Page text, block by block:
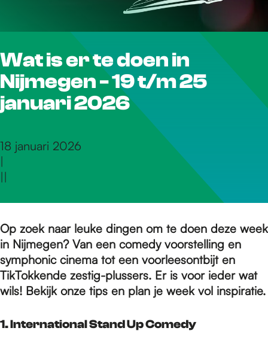
r
d
e
o
m
e
p
Wat is er te doen in
Nijmegen - 19 t/m 25
januari 2026
18 januari 2026
|
||
Op zoek naar leuke dingen om te doen deze week
in Nijmegen? Van een comedy voorstelling en
symphonic cinema tot een voorleesontbijt en
TikTokkende zestig-plussers. Er is voor ieder wat
wils! Bekijk onze tips en plan je week vol inspiratie.
1. International Stand Up Comedy